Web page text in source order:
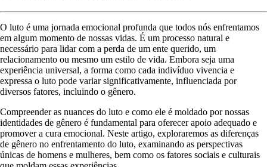
O luto é uma jornada emocional profunda que todos nós enfrentamos
em algum momento de nossas vidas. É um processo natural e
necessário para lidar com a perda de um ente querido, um
relacionamento ou mesmo um estilo de vida. Embora seja uma
experiência universal, a forma como cada indivíduo vivencia e
expressa o luto pode variar significativamente, influenciada por
diversos fatores, incluindo o gênero.
Compreender as nuances do luto e como ele é moldado por nossas
identidades de gênero é fundamental para oferecer apoio adequado e
promover a cura emocional. Neste artigo, exploraremos as diferenças
de gênero no enfrentamento do luto, examinando as perspectivas
únicas de homens e mulheres, bem como os fatores sociais e culturais